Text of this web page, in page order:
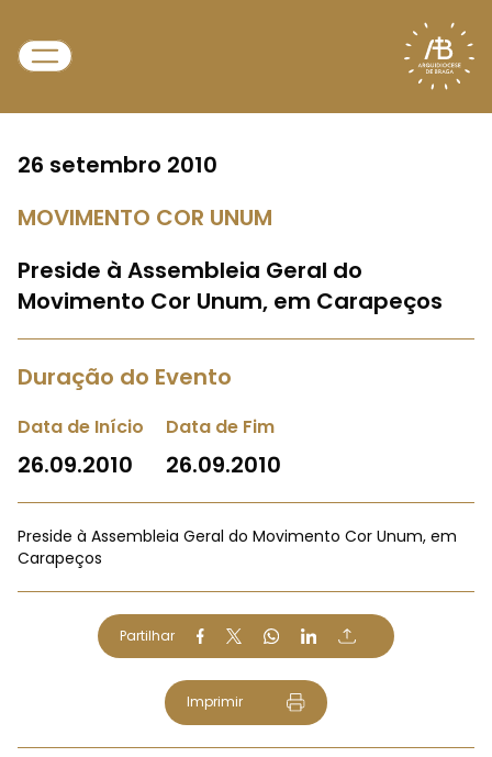
26 setembro 2010
MOVIMENTO COR UNUM
Preside à Assembleia Geral do
Movimento Cor Unum, em Carapeços
Duração do Evento
Data de Início
26.09.2010
Data de Fim
26.09.2010
Preside à Assembleia Geral do Movimento Cor Unum, em
Carapeços
Partilhar
Imprimir